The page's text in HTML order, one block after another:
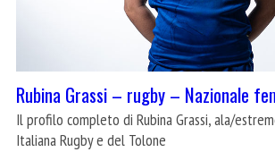
Rubina Grassi – rugby – Nazionale
Il profilo completo di Rubina Grassi, ala/
Italiana Rugby e del Tolone